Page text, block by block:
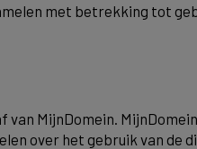
met betrekking tot
MijnDomein.
over het gebruik van de